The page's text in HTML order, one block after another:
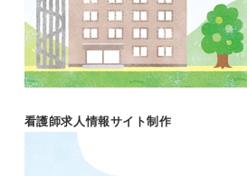
看護師求人情報サイト制作